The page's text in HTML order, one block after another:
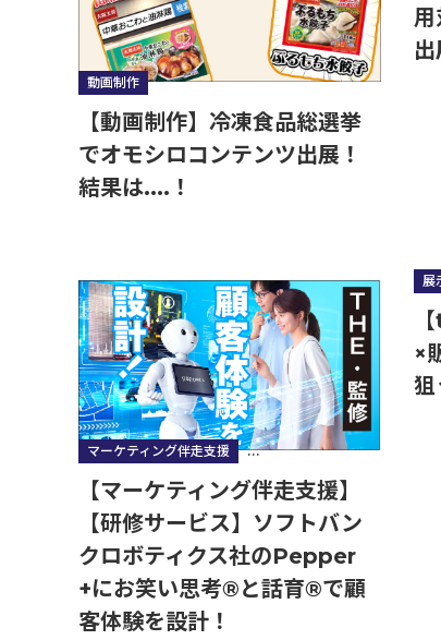
動画制作
【動画制作】冷凍食品総選挙
でオモシロコンテンツ出展！
結果は....！
マーケティング伴走支援 営業・販売・コミュニケーショ
【マーケティング伴走支援】
【研修サービス】ソフトバン
クロボティクス社のPepper
+にお笑い思考®と話育®で顧
客体験を設計！
展
×
狙